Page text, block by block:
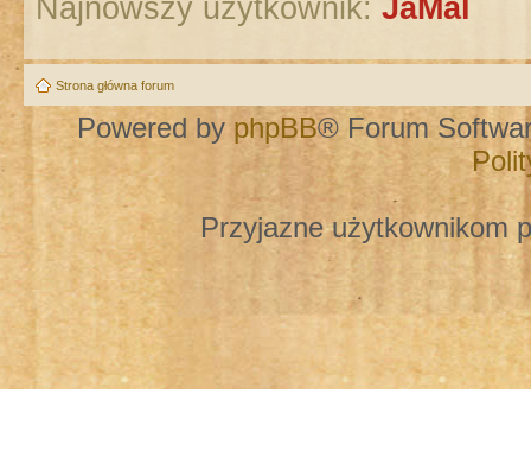
Najnowszy użytkownik: JaMal
Strona główna forum
Powered by phpBB® Forum
Przyjazne użytkownikom